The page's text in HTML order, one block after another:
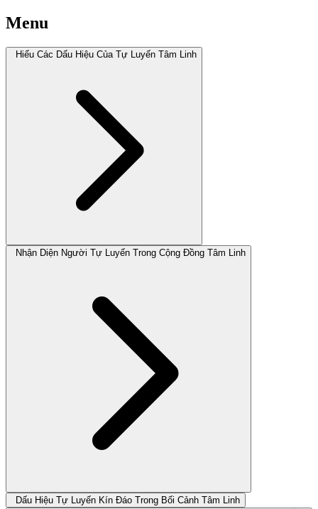
Menu
Hiểu Các Dấu Hiệu Của Tự Luyến Tâm Linh
Nhận Diện Người Tự Luyến Trong Cộng Đồng Tâm Linh
Dấu Hiệu Tự Luyến Kín Đáo Trong Bối Cảnh Tâm Linh